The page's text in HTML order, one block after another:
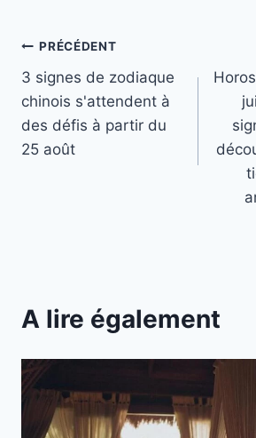
Navigation
de
l’article
PRÉCÉDENT
3 signes de zodiaque
chinois s'attendent à
des défis à partir du
25 août
A lire également